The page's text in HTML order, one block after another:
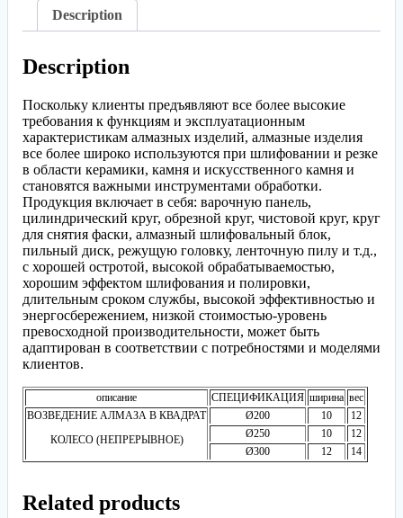
Description
Description
Поскольку клиенты предъявляют все более высокие
требования к функциям и эксплуатационным
характеристикам алмазных изделий, алмазные изделия
все более широко используются при шлифовании и резке
в области керамики, камня и искусственного камня и
становятся важными инструментами обработки.
Продукция включает в себя: варочную панель,
цилиндрический круг, обрезной круг, чистовой круг, круг
для снятия фаски, алмазный шлифовальный блок,
пильный диск, режущую головку, ленточную пилу и т.д.,
с хорошей остротой, высокой обрабатываемостью,
хорошим эффектом шлифования и полировки,
длительным сроком службы, высокой эффективностью и
энергосбережением, низкой стоимостью-уровень
превосходной производительности, может быть
адаптирован в соответствии с потребностями и моделями
клиентов.
описание СПЕЦИФИКАЦИЯ ширина вес
ВОЗВЕДЕНИЕ АЛМАЗА В КВАДРАТ
КОЛЕСО (НЕПРЕРЫВНОЕ)
Ø200 10
12
Ø250
10
12
Ø300
12 14
Related products